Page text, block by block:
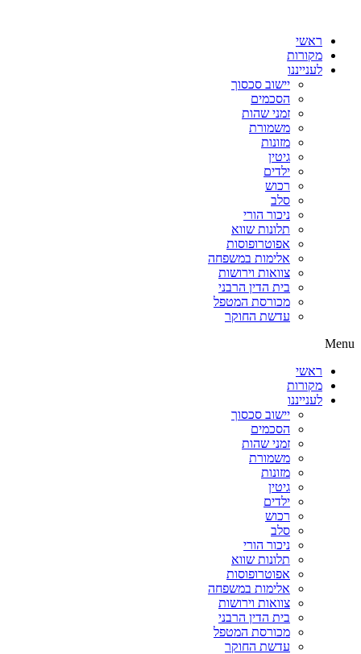
ראשי
מקורות
לענייננו
יישוב סכסוך
הסכמים
זמני שהות
משמורת
מזונות
גיטין
ילדים
רכוש
סלב
ניכור הורי
תלונות שווא
אפוטרופוסות
אלימות במשפחה
צוואות וירושות
בית הדין הרבני
מכורסת המטפל
עדשת החוקר
Menu
ראשי
מקורות
לענייננו
יישוב סכסוך
הסכמים
זמני שהות
משמורת
מזונות
גיטין
ילדים
רכוש
סלב
ניכור הורי
תלונות שווא
אפוטרופוסות
אלימות במשפחה
צוואות וירושות
בית הדין הרבני
מכורסת המטפל
עדשת החוקר